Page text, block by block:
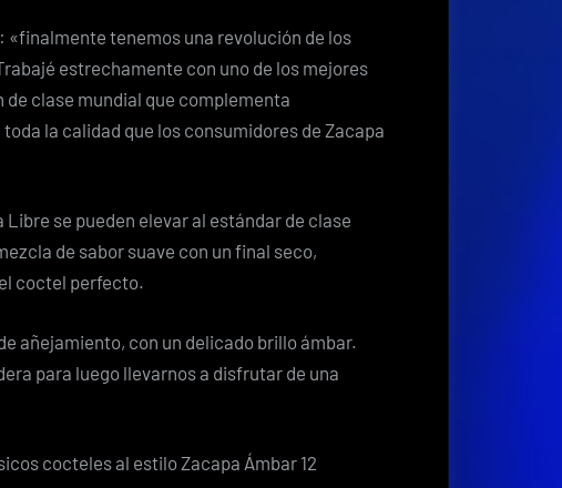
«finalmente tenemos una revolución de los
estrechamente con uno de los mejores
clase mundial que complementa
la calidad que los consumidores de Zacapa
se pueden elevar al estándar de clase
de sabor suave con un final seco,
coctel perfecto.
añejamiento, con un delicado brillo ámbar.
para luego llevarnos a disfrutar de una
cocteles al estilo Zacapa Ámbar 12